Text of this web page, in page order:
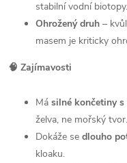
stabilní vodní biotopy.
Ohrožený druh –
masem je kriticky
🧠 Zajímavosti
Má silné končetiny
želva, ne mořský tvor.
Dokáže se dlouho
kloaku.